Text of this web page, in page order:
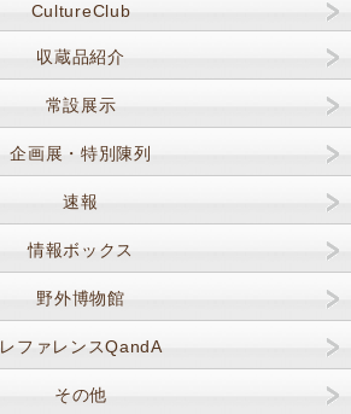
CultureClub
収蔵品紹介
常設展示
企画展・特別陳列
速報
情報ボックス
野外博物館
レファレンスQandA
その他